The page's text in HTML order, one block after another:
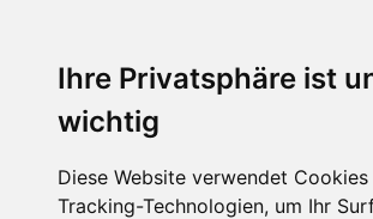
Ihre Privatsphäre ist
wichtig
Diese Website verwendet
Tracking-Technologien, um Ihr